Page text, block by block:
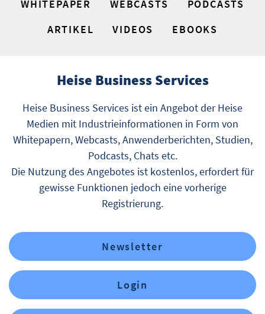
WHITEPAPER WEBCASTS
PODCASTS
ARTIKEL
VIDEOS EBOOKS
Heise Business Services
Heise Business Services ist ein Angebot der Heise
Medien mit Industrieinformationen in Form von
Whitepapern, Webcasts, Anwenderberichten, Studien,
Podcasts, Chats etc.
Die Nutzung des Angebotes ist kostenlos, erfordert für
gewisse Funktionen jedoch eine vorherige
Registrierung.
Newsletter
Login